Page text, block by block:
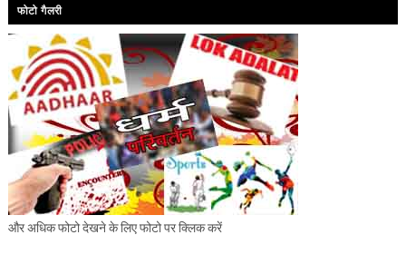
फोटो गैलरी
और अधिक फोटो देखने के लिए फोटो पर क्लिक करें